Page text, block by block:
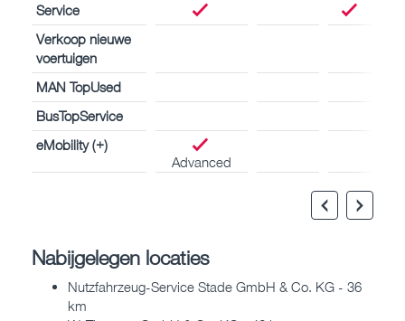
Service
Verkoop nieuwe
voertuigen
MAN TopUsed
BusTopService
eMobility (+)
Advanced
Nabijgelegen locaties
Nutzfahrzeug-Service Stade GmbH & Co. KG - 36
km